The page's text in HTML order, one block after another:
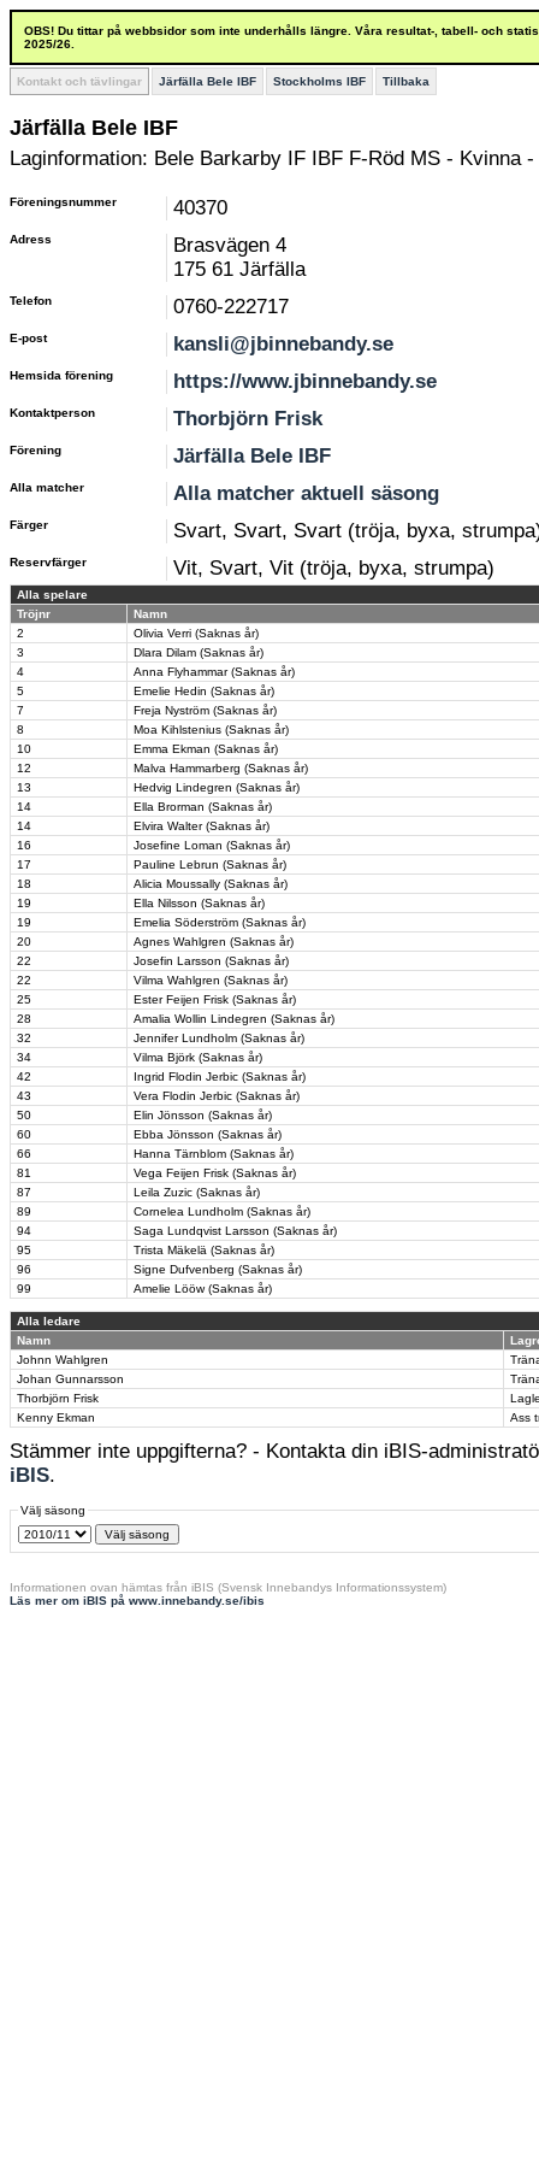
OBS! Du tittar på webbsidor som inte underhålls längre. Våra resultat-, tabell- och
2025/26.
Kontakt och tävlingar Järfälla Bele IBF Stockholms IBF Tillbaka
Järfälla Bele IBF
Laginformation: Bele Barkarby IF IBF F-Röd MS - Kvinna
Föreningsnummer 40370
Adress
Brasvägen 4
175 61 Järfälla
Telefon 0760-222717
E-post kansli@jbinnebandy.se
Hemsida förening https://www.jbinnebandy.se
Kontaktperson Thorbjörn Frisk
Förening Järfälla Bele IBF
Alla matcher Alla matcher aktuell säsong
Färger Svart, Svart, Svart (tröja, byxa,
Reservfärger Vit, Svart, Vit (tröja, byxa, strumpa)
Alla spelare
Tröjnr
Namn
2
Olivia Verri (Saknas år)
3
Dlara Dilam (Saknas år)
4
Anna Flyhammar (Saknas år)
5
Emelie Hedin (Saknas år)
7
Freja Nyström (Saknas år)
8
Moa Kihlstenius (Saknas år)
10
Emma Ekman (Saknas år)
12
Malva Hammarberg (Saknas år)
13
Hedvig Lindegren (Saknas år)
14
Ella Brorman (Saknas år)
14
Elvira Walter (Saknas år)
16
Josefine Loman (Saknas år)
17
Pauline Lebrun (Saknas år)
18
Alicia Moussally (Saknas år)
19
Ella Nilsson (Saknas år)
19
Emelia Söderström (Saknas år)
20
Agnes Wahlgren (Saknas år)
22
Josefin Larsson (Saknas år)
22
Vilma Wahlgren (Saknas år)
25
Ester Feijen Frisk (Saknas år)
28
Amalia Wollin Lindegren (Saknas år)
32
Jennifer Lundholm (Saknas år)
34
Vilma Björk (Saknas år)
42
Ingrid Flodin Jerbic (Saknas år)
43
Vera Flodin Jerbic (Saknas år)
50
Elin Jönsson (Saknas år)
60
Ebba Jönsson (Saknas år)
66
Hanna Tärnblom (Saknas år)
81
Vega Feijen Frisk (Saknas år)
87
Leila Zuzic (Saknas år)
89
Cornelea Lundholm (Saknas år)
94
Saga Lundqvist Larsson (Saknas år)
95
Trista Mäkelä (Saknas år)
96
Signe Dufvenberg (Saknas år)
99
Amelie Lööw (Saknas år)
Alla ledare
Namn
Johnn Wahlgren
Johan Gunnarsson
Thorbjörn Frisk
Kenny Ekman
Ass
Stämmer inte uppgifterna? - Kontakta din iBIS-
iBIS.
Välj säsong
Informationen ovan hämtas från iBIS (Svensk Innebandys Informationssystem)
Läs mer om iBIS på www.innebandy.se/ibis